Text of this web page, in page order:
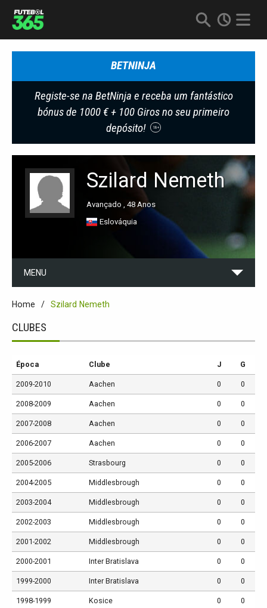
BETNINJA
Registe-se na BetNinja e receba um fantástico
bónus de 1000 € + 100 Giros no seu primeiro
depósito!
18+
Szilard Nemeth
Avançado , 48 Anos
Eslováquia
MENU
Home Szilard Nemeth
CLUBES
Época Clube J G
2009-2010 Aachen 0 0
2008-2009 Aachen 0 0
2007-2008 Aachen 0 0
2006-2007 Aachen 0 0
2005-2006 Strasbourg 0 0
2004-2005 Middlesbrough 0 0
2003-2004 Middlesbrough 0 0
2002-2003 Middlesbrough 0 0
2001-2002 Middlesbrough 0 0
2000-2001 Inter Bratislava 0 0
1999-2000 Inter Bratislava 0 0
1998-1999 Kosice 0 0